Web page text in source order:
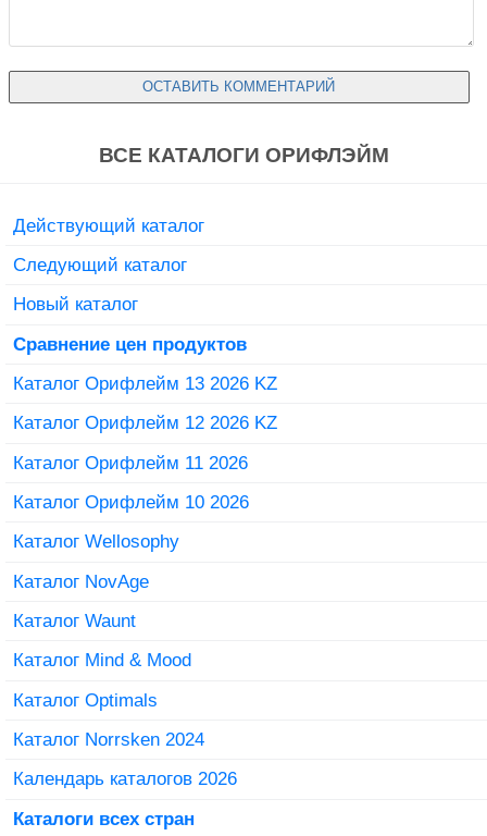
ВСЕ КАТАЛОГИ ОРИФЛЭЙМ
Действующий каталог
Следующий каталог
Новый каталог
Сравнение цен продуктов
Каталог Орифлейм 13 2026 KZ
Каталог Орифлейм 12 2026 KZ
Каталог Орифлейм 11 2026
Каталог Орифлейм 10 2026
Каталог Wellosophy
Каталог NovAge
Каталог Waunt
Каталог Mind & Mood
Каталог Optimals
Каталог Norrsken 2024
Календарь каталогов 2026
Каталоги всех стран